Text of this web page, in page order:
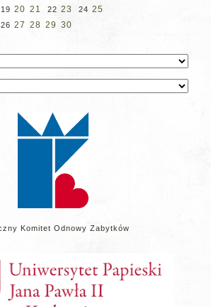
19 20 21 22 23 24 25
26 27 28 29 30
Komitet Odnowy Zabytków